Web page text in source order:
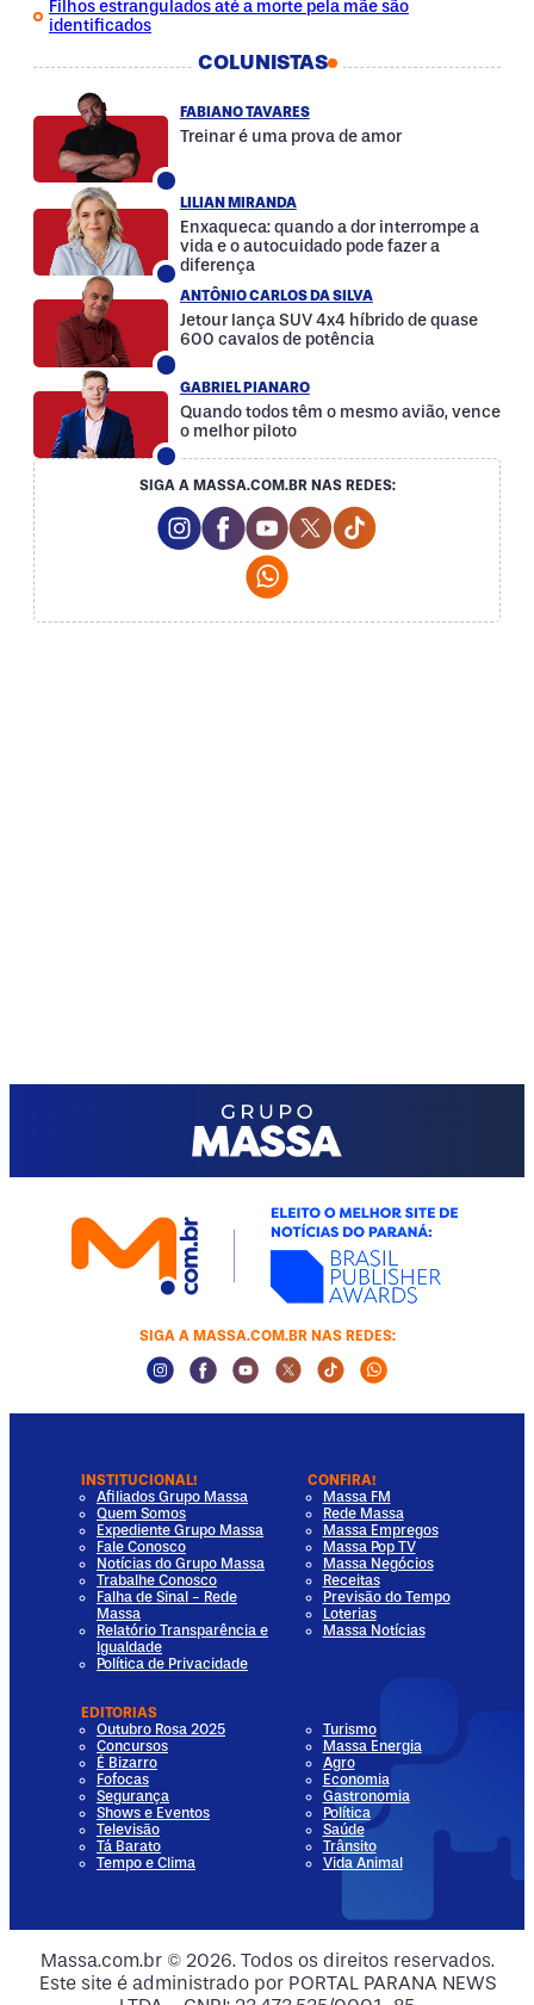
Media
Media
Media
Filhos estrangulados até a morte pela mãe são
identificados
COLUNISTAS
FABIANO TAVARES
Treinar é uma prova de amor
LILIAN MIRANDA
Enxaqueca: quando a dor interrompe a
vida e o autocuidado pode fazer a
diferença
ANTÔNIO CARLOS DA SILVA
Jetour lança SUV 4x4 híbrido de quase
600 cavalos de potência
GABRIEL PIANARO
Quando todos têm o mesmo avião, vence
o melhor piloto
SIGA A MASSA.COM.BR NAS REDES:
Instagram Social Media
Facebook Social Media
Youtube Social Media
Twitter Social Media
Tiktok Social
SIGA A MASSA.COM.BR NAS REDES:
Instagram Social Media
Facebook Social Media
Youtube Social Media
Twitter Social Media
Tiktok Social Media
Whatsapp
INSTITUCIONAL!
Afiliados Grupo Massa
Quem Somos
Expediente Grupo Massa
Fale Conosco
Notícias do Grupo Massa
Trabalhe Conosco
Falha de Sinal - Rede
Massa
Relatório Transparência e
Igualdade
Política de Privacidade
CONFIRA!
Massa FM
Rede Massa
Massa Empregos
Massa Pop TV
Massa Negócios
Receitas
Previsão do Tempo
Loterias
Massa Notícias
EDITORIAS
Outubro Rosa 2025
Concursos
É Bizarro
Fofocas
Segurança
Shows e Eventos
Televisão
Tá Barato
Tempo e Clima
Turismo
Massa Energia
Agro
Economia
Gastronomia
Política
Saúde
Trânsito
Vida Animal
Massa.com.br © 2026. Todos os direitos reservados.
Este site é administrado por PORTAL PARANA NEWS